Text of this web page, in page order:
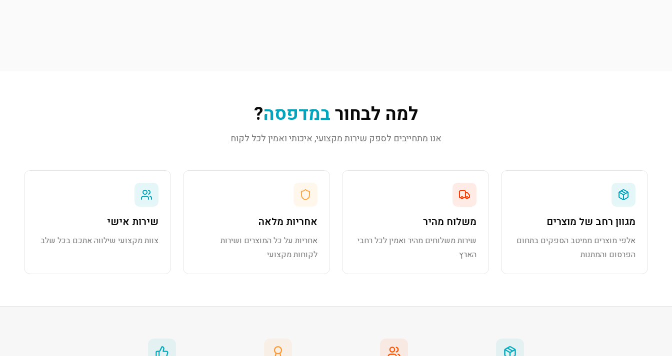
למה לבחורבמדפסה?
אנו מתחייבים לספק שירות מקצועי, איכותי ואמין לכל לקוח
מגוון רחב של מוצרים
אלפי מוצרים ממיטב הספקים בתחום
הפרסום והמתנות
משלוח מהיר
שירות משלוחים מהיר ואמין לכל רחבי
הארץ
אחריות מלאה
אחריות על כל המוצרים ושירות
לקוחות מקצועי
שירות אישי
צוות מקצועי שילווה אתכם בכל שלב